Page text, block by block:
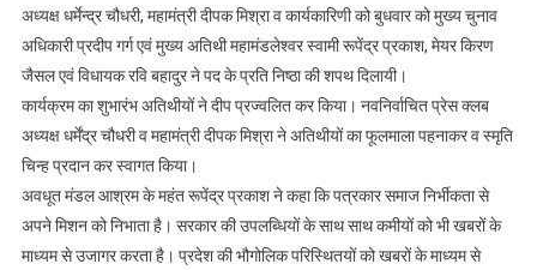
से
अपने
को
निभाता
स्वामी
प्रकाश
अध्यक्ष धर्मेन्द्र चौधरी, महामंत्री दीपक मिश्रा व कार्यकारिणी को बुधवार को मुख्य चुनाव
अधिकारी प्रदीप गर्ग एवं मुख्य अतिथी महामंडलेश्वर स्वामी रूपेंद्र प्रकाश, मेयर किरण
जैसल एवं विधायक रवि बहादुर ने पद के प्रति निष्ठा की शपथ दिलायी।
कार्यक्रम का शुभारंभ अतिथीयों ने दीप प्रज्वलित कर किया। नवनिर्वाचित प्रेस क्लब
अध्यक्ष धर्मेंद्र चौधरी व महामंत्री दीपक मिश्रा ने अतिथीयों का फूलमाला पहनाकर व स्मृति
चिन्ह प्रदान कर स्वागत किया।
अवधूत मंडल आश्रम के महंत रूपेंद्र प्रकाश ने कहा कि पत्रकार समाज निर्भीकता से
अपने मिशन को निभाता है। सरकार की उपलब्धियों के साथ साथ कमीयों को भी खबरों के
माध्यम से उजागर करता है। प्रदेश की भौगोलिक परिस्थितयों को खबरों के माध्यम से